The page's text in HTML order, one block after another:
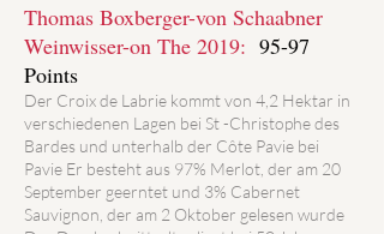
Thomas Boxberger-von Schaabner
Weinwisser-on The 2019: 95-97
Points
Der Croix de Labrie kommt von 4,2 Hektar in
verschiedenen Lagen bei St -Christophe des
Bardes und unterhalb der Côte Pavie bei
Pavie Er besteht aus 97% Merlot, der am 20
September geerntet und 3% Cabernet
Sauvignon, der am 2 Oktober gelesen wurde